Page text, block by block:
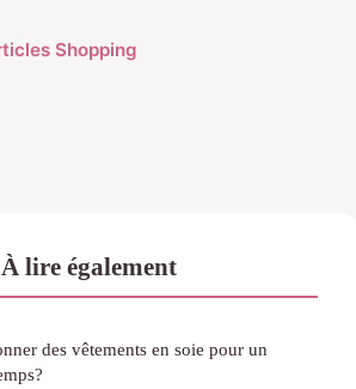
Shopping
lire également
des vêtements en soie pour un